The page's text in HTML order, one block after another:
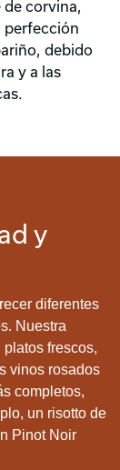
de corvina,
perfección
debido
y a las
y
diferentes
Nuestra
frescos,
vinos rosados
completos,
un risotto de
Pinot Noir